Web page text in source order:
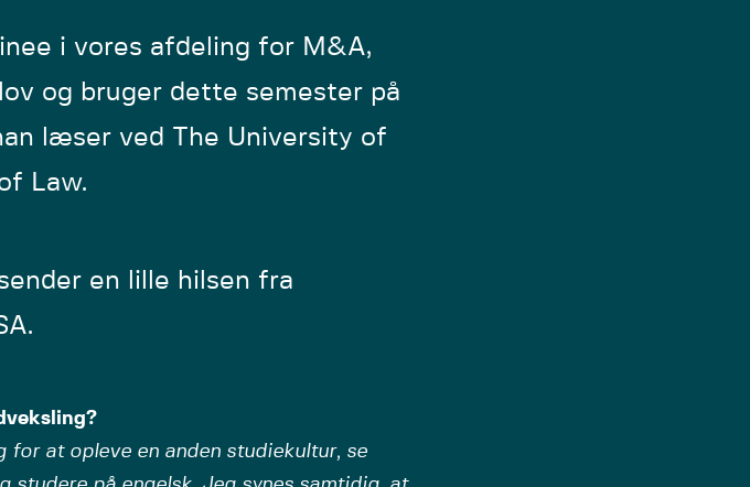
i vores afdeling for M&A,
og bruger dette semester på
læser ved The University of
Law.
en lille hilsen fra
for at opleve en anden studiekultur, se